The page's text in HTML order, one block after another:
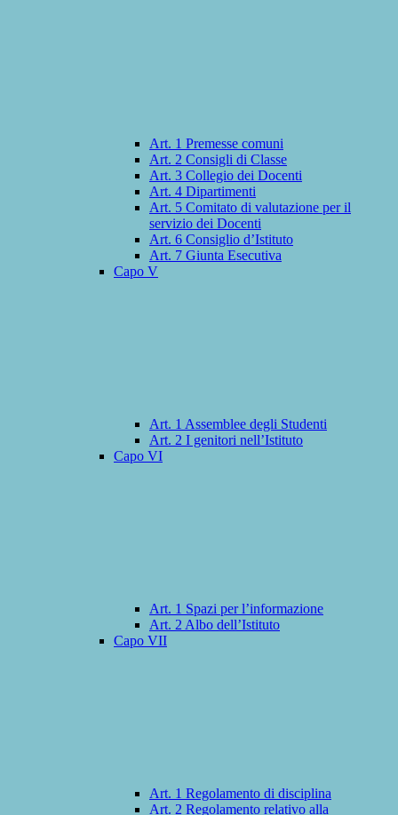
Art. 1 Premesse comuni
Art. 2 Consigli di Classe
Art. 3 Collegio dei Docenti
Art. 4 Dipartimenti
Art. 5 Comitato di valutazione per il
servizio dei Docenti
Art. 6 Consiglio d’Istituto
Art. 7 Giunta Esecutiva
Capo V
Art. 1 Assemblee degli Studenti
Art. 2 I genitori nell’Istituto
Capo VI
Art. 1 Spazi per l’informazione
Art. 2 Albo dell’Istituto
Capo VII
Art. 1 Regolamento di disciplina
Art. 2 Regolamento relativo alla